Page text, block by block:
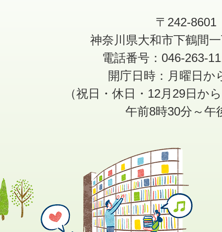
〒242-8601
神奈川県大和市下鶴間
電話番号：046-263-
開庁日時：月曜日か
（祝日・休日・12月29日か
午前8時30分～午